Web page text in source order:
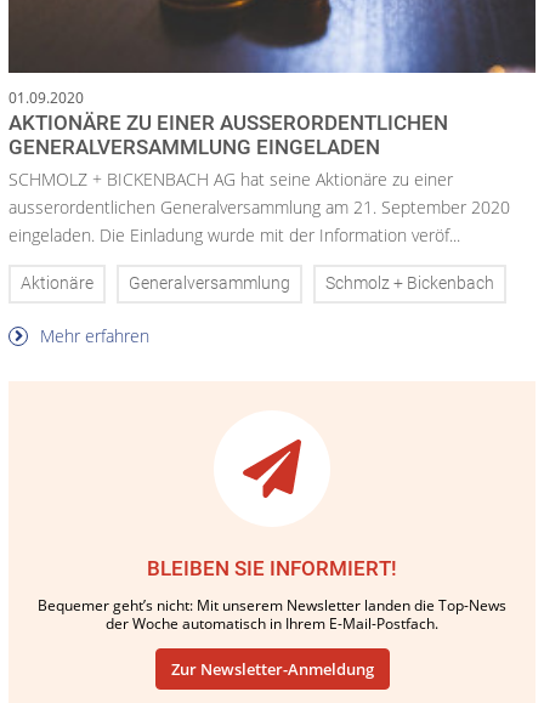
01.09.2020
AKTIONÄRE ZU EINER AUSSERORDENTLICHEN
GENERALVERSAMMLUNG EINGELADEN
SCHMOLZ + BICKENBACH AG hat seine Aktionäre zu einer
ausserordentlichen Generalversammlung am 21. September 2020
eingeladen. Die Einladung wurde mit der Information veröf...
Aktionäre Generalversammlung Schmolz + Bickenbach
Mehr erfahren
BLEIBEN SIE INFORMIERT!
Bequemer geht’s nicht: Mit unserem Newsletter landen die Top-News
der Woche automatisch in Ihrem E-Mail-Postfach.
Zur Newsletter-Anmeldung